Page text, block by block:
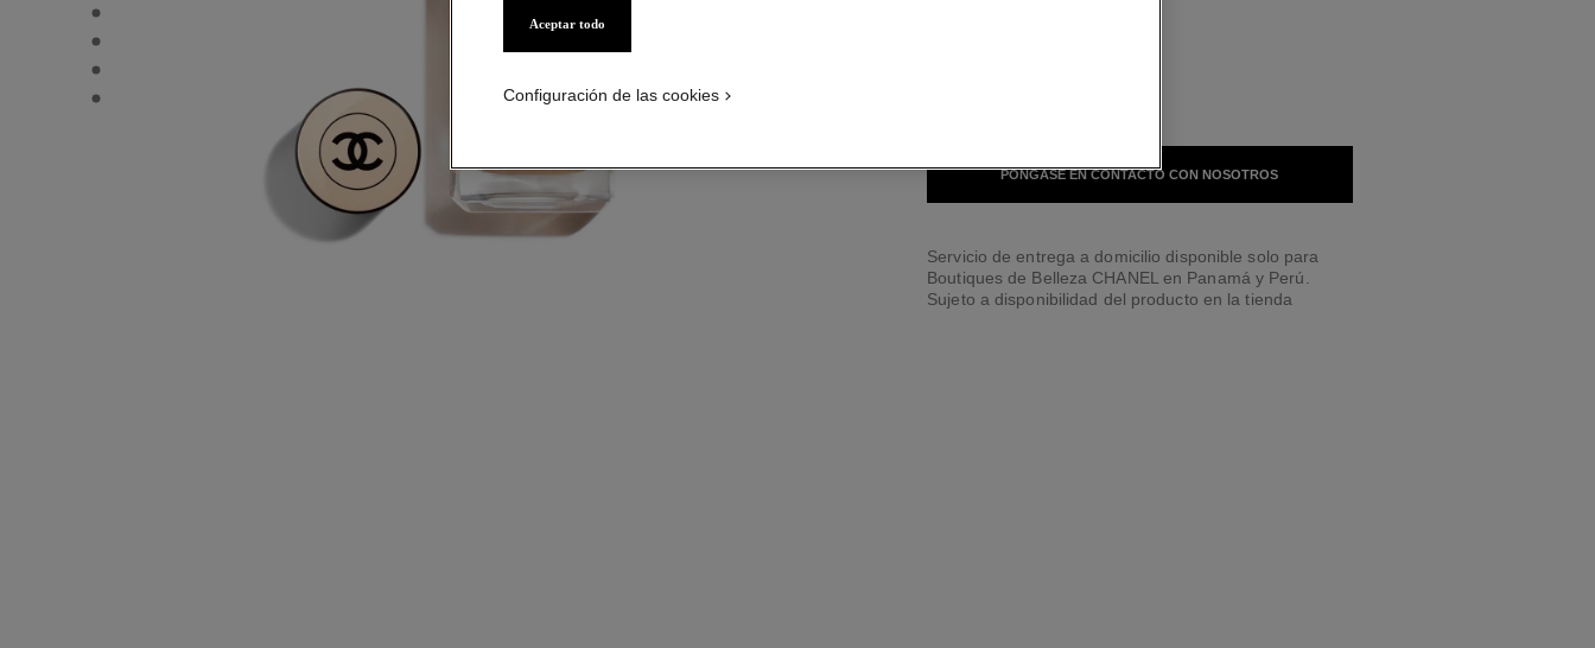
LES BEIGES FOND DE TEINT - Vista alternativa 1
LES BEIGES FOND DE TEINT - Vista de la textura básica
LES BEIGES FOND DE TEINT - product.packShot.APPLICATION_VISUAL_1
LES BEIGES FOND DE TEINT - product.packShot.APPLICATION_VISUAL_2
PÓNGASE EN CONTACTO CON NOSOTROS
Servicio de entrega a domicilio disponible solo para
Boutiques de Belleza CHANEL en Panamá y Perú.
Sujeto a disponibilidad del producto en la tienda
Aceptar todo
Configuración de las cookies